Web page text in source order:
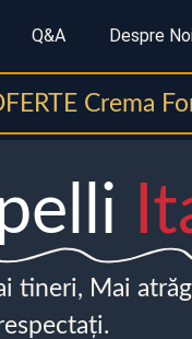
Q&A Despre
Crema
tineri, Mai